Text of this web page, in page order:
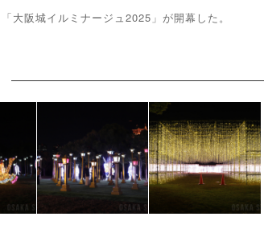
大阪城イルミナージュ2025」が開幕した。